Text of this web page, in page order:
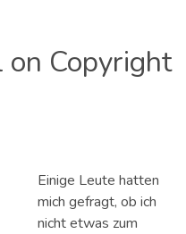
on Copyright
Einige Leute hatten
mich gefragt, ob ich
nicht etwas zum